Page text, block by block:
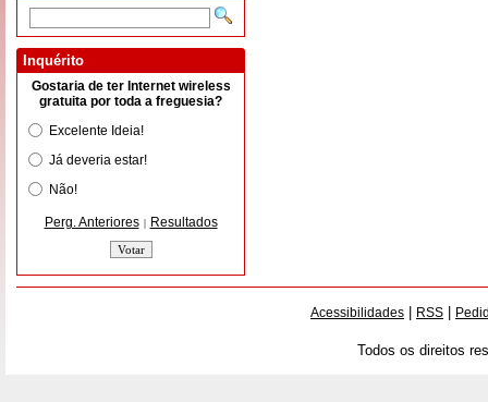
Inquérito
Gostaria de ter Internet wireless
gratuita por toda a freguesia?
Excelente Ideia!
Já deveria estar!
Não!
Perg. Anteriores | Resultados
Acessibilidades RSS
Todos os direitos